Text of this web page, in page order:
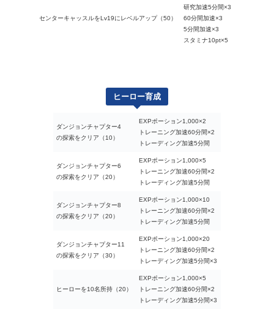
センターキャッスルをLv19にレベルアップ（50）
研究加速5分間×3
60分間加速×3
5分間加速×3
スタミナ10pt×5
ヒーロー育成
ダンジョンチャプター4
の探索をクリア（10）
EXPポーション1,000×2
トレーニング加速60分間×2
トレーディング加速5分間
ダンジョンチャプター6
の探索をクリア（20）
EXPポーション1,000×5
トレーニング加速60分間×2
トレーディング加速5分間
ダンジョンチャプター8
の探索をクリア（20）
EXPポーション1,000×10
トレーニング加速60分間×2
トレーディング加速5分間
ダンジョンチャプター11
の探索をクリア（30）
EXPポーション1,000×20
トレーニング加速60分間×2
トレーディング加速5分間×3
ヒーローを10名所持（20）
EXPポーション1,000×5
トレーニング加速60分間×2
トレーディング加速5分間×3